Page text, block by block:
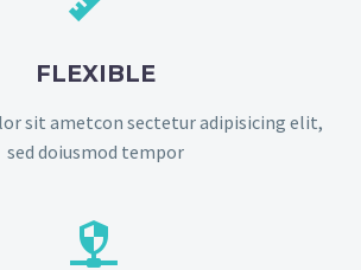
FLEXIBLE
sit ametcon sectetur adipisicing elit,
sed doiusmod tempor

